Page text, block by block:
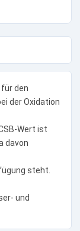
den
der Oxidation
Wert ist
davon
steht.
und